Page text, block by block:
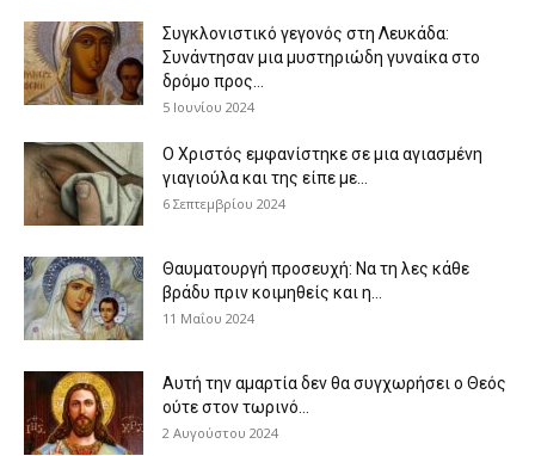
Συγκλονιστικό γεγονός στη Λευκάδα:
Συνάντησαν μια μυστηριώδη γυναίκα στο
δρόμο προς...
5 Ιουνίου 2024
Ο Χριστός εμφανίστηκε σε μια αγιασμένη
γιαγιούλα και της είπε με...
6 Σεπτεμβρίου 2024
Θαυματουργή προσευχή: Να τη λες κάθε
βράδυ πριν κοιμηθείς και η...
11 Μαΐου 2024
Αυτή την αμαρτία δεν θα συγχωρήσει ο Θεός
ούτε στον τωρινό...
2 Αυγούστου 2024